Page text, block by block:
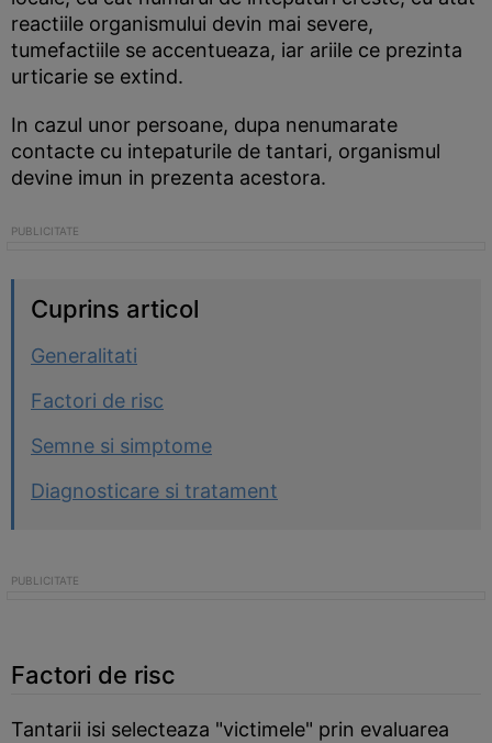
reactiile organismului devin mai severe,
tumefactiile se accentueaza, iar ariile ce prezinta
urticarie se extind.
In cazul unor persoane, dupa nenumarate
contacte cu intepaturile de tantari, organismul
devine imun in prezenta acestora.
Cuprins articol
Generalitati
Factori de risc
Semne si simptome
Diagnosticare si tratament
Factori de risc
Tantarii isi selecteaza "victimele" prin evaluarea